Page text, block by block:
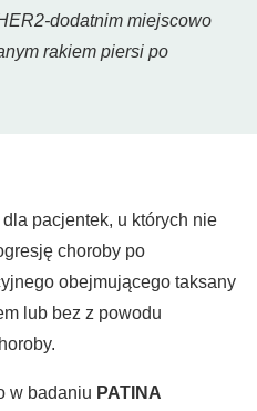
dodatnim miejscowo
rakiem piersi po
pacjentek, u których nie
choroby po
obejmującego taksany
lub bez z powodu
w badaniu PATINA